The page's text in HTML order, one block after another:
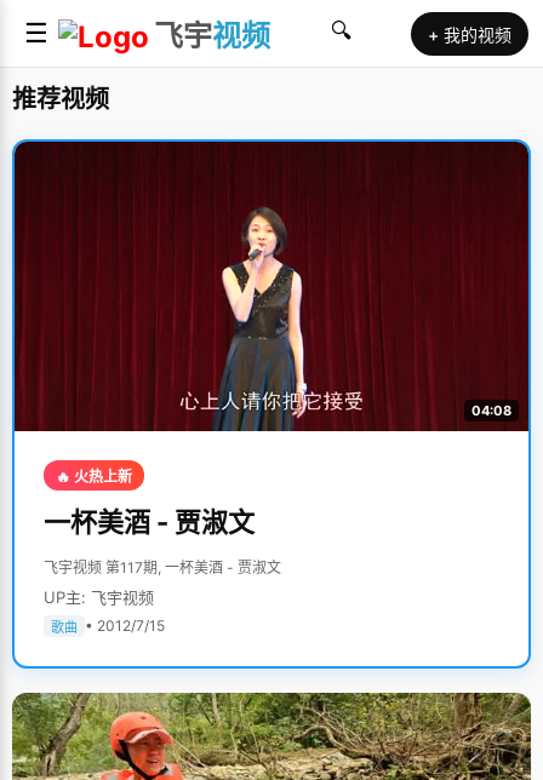
☰ 飞宇视频 🔍 + 我的视频
推荐视频
04:08
🔥 火热上新
一杯美酒 - 贾淑文
飞宇视频 第117期, 一杯美酒 - 贾淑文
UP主: 飞宇视频
歌曲 • 2012/7/15